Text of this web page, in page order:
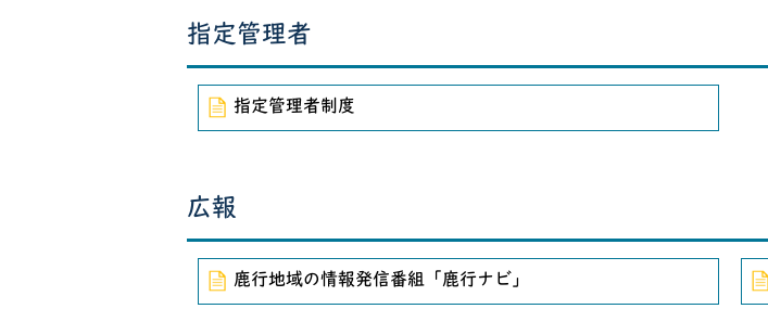
指定管理者
指定管理者制度
広報
鹿行地域の情報発信番組「鹿行ナビ」